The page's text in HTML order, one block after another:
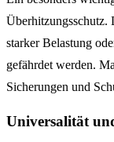
Überhitzungsschutz.
starker Belastung
gefährdet werden.
Sicherungen und
Universalität